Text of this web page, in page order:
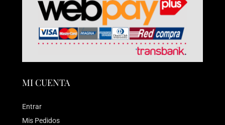
MI CUENTA
Entrar
Mis Pedidos